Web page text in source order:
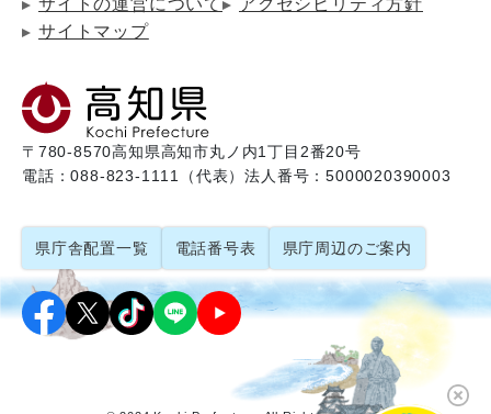
サイトの運営について
アクセシビリティ方針
サイトマップ
〒780-8570高知県高知市丸ノ内1丁目2番20号
電話：088-823-1111（代表）法人番号：5000020390003
県庁舎配置一覧 電話番号表 県庁周辺のご案内